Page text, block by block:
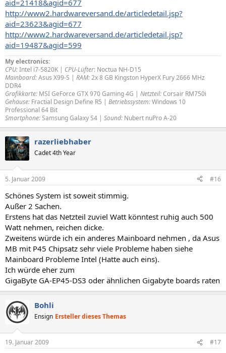
aid=21418&agid=677
http://www2.hardwareversand.de/articledetail.jsp?
aid=23623&agid=677
http://www2.hardwareversand.de/articledetail.jsp?
aid=19487&agid=599
My electronics:
CPU:Intel i7-5820K | CPU-Lüfter: Noctua NH-D15
Mainboard:Asus X99-S | RAM:2x 8 GB Kingston HyperX Fury 2666 MHz
DDR4
Grafikkarte: MSI GeForce GTX 970 Gaming 4G | Netzteil:Corsair RM750i
Gehäuse: Fractial Design Define R5 | Betriebssystem:Windows 10
Professional 64 Bit
Smartphone:Samsung Galaxy S4 | Sound: Nubert nuPro A-20
razerliebhaber
Cadet 4th Year
5. Januar 2009 #16
Schönes System ist soweit stimmig.
Außer 2 Sachen.
Erstens hat das Netzteil zuviel Watt könntest ruhig auch 500
Watt nehmen, reichen dicke.
Zweitens würde ich ein anderes Mainboard nehmen , da Asus
MB mit P45 Chipsatz sehr viele Probleme haben siehe
Mainboard Probleme Intel (Hatte auch eins).
Ich würde eher zum
GigaByte GA-EP45-DS3 oder ähnlichen Gigabyte boards raten
Bohli
Ensign Ersteller dieses Themas
19. Januar 2009 #17